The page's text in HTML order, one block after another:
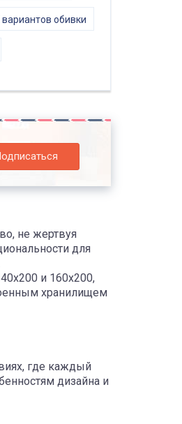
обивки
не жертвуя
для
и 160x200,
хранилищем
где каждый
дизайна и